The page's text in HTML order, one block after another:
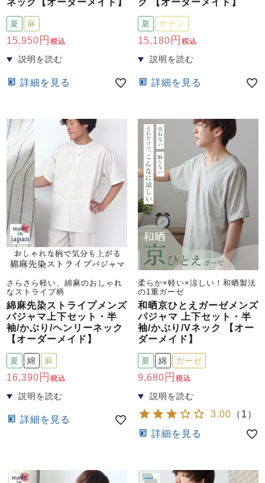
ネック【オーダーメイド】
夏 麻
15,950 税込
詳細を見る
ク 【オーダーメイド】
夏 サテン
15,180 税込
詳細を見る
さらさら軽い、綿麻のおしゃれ
なストライプ柄
綿麻先染ストライプメンズ
パジャマ上下セット・半
袖/かぶり/ヘンリーネック
【オーダーメイド】
夏 綿 麻
16,390 税込
詳細を見る
柔らか×軽い×涼しい！和晒製法
の1重ガーゼ
和晒京ひとえガーゼメンズ
パジャマ 上下セット・半
袖/かぶり/Vネック 【オー
ダーメイド】
夏 綿 ガーゼ
9,680 税込
3.00 （ 1 ）
詳細を見る